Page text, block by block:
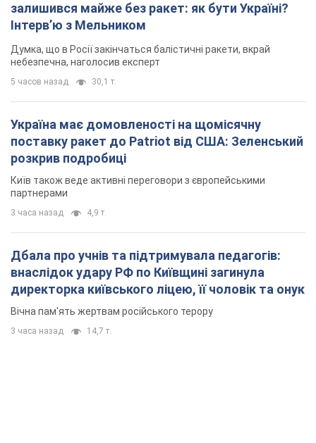
залишився майже без ракет: як бути Україні?
Інтерв’ю з Мельником
Думка, що в Росії закінчаться балістичні ракети, вкрай
небезпечна, наголосив експерт
5 часов назад 30,1 т.
Україна має домовленості на щомісячну
поставку ракет до Patriot від США: Зеленський
розкрив подробиці
Київ також веде активні переговори з європейськими
партнерами
3 часа назад 4,9 т.
Дбала про учнів та підтримувала педагогів:
внаслідок удару РФ по Київщині загинула
директорка київського ліцею, її чоловік та онук
Вічна пам'ять жертвам російського терору
3 часа назад 14,7 т.